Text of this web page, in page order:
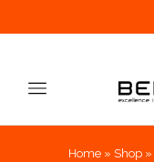
Home » Shop »